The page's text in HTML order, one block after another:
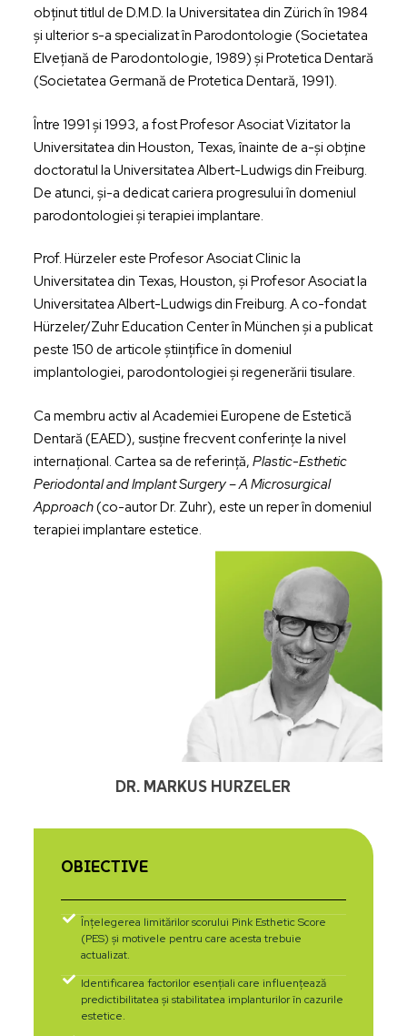
obținut titlul de D.M.D. la Universitatea din Zürich în 1984
și ulterior s-a specializat în Parodontologie (Societatea
Elvețiană de Parodontologie, 1989) și Protetica Dentară
(Societatea Germană de Protetica Dentară, 1991).
Între 1991 și 1993, a fost Profesor Asociat Vizitator la
Universitatea din Houston, Texas, înainte de a-și obține
doctoratul la Universitatea Albert-Ludwigs din Freiburg.
De atunci, și-a dedicat cariera progresului în domeniul
parodontologiei și terapiei implantare.
Prof. Hürzeler este Profesor Asociat Clinic la
Universitatea din Texas, Houston, și Profesor Asociat la
Universitatea Albert-Ludwigs din Freiburg. A co-fondat
Hürzeler/Zuhr Education Center în München și a publicat
peste 150 de articole științifice în domeniul
implantologiei, parodontologiei și regenerării tisulare.
Ca membru activ al Academiei Europene de Estetică
Dentară (EAED), susține frecvent conferințe la nivel
internațional. Cartea sa de referință, Plastic-Esthetic
Periodontal and Implant Surgery – A Microsurgical
Approach(co-autor Dr. Zuhr), este un reper în domeniul
terapiei implantare estetice.
DR. MARKUS HURZELER
OBIECTIVE
Înțelegerea limitărilor scorului Pink Esthetic Score
(PES) și motivele pentru care acesta trebuie
actualizat.
Identificarea factorilor esențiali care influențează
predictibilitatea și stabilitatea implanturilor în cazurile
estetice.